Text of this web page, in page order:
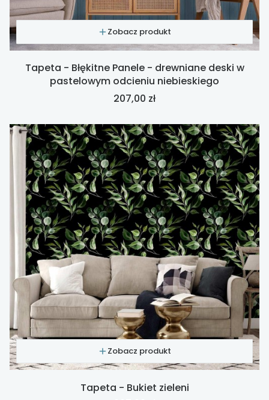
Zobacz produkt
Tapeta - Błękitne Panele - drewniane deski w
pastelowym odcieniu niebieskiego
Cena
207,00 zł
Zobacz produkt
Tapeta - Bukiet zieleni